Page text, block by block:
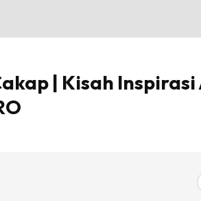
| Kisah